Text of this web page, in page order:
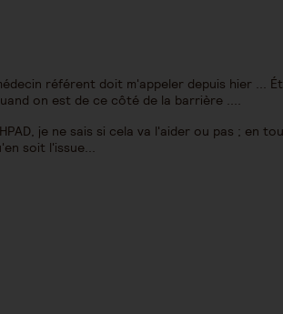
référent doit m'appeler depuis hier ...
on est de ce côté de la barrière ....
je ne sais si cela va l'aider ou pas ; en
soit l'issue...